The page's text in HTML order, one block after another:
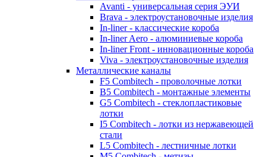
Avanti - универсальная серия ЭУИ
Brava - электроустановочные изделия
In-liner - классические короба
In-liner Aero - алюминиевые короба
In-liner Front - инновационные короба
Viva - электроустановочные изделия
Металлические каналы
F5 Combitech - проволочные лотки
B5 Combitech - монтажные элементы
G5 Combitech - стеклопластиковые
лотки
I5 Combitech - лотки из нержавеющей
стали
L5 Combitech - лестничные лотки